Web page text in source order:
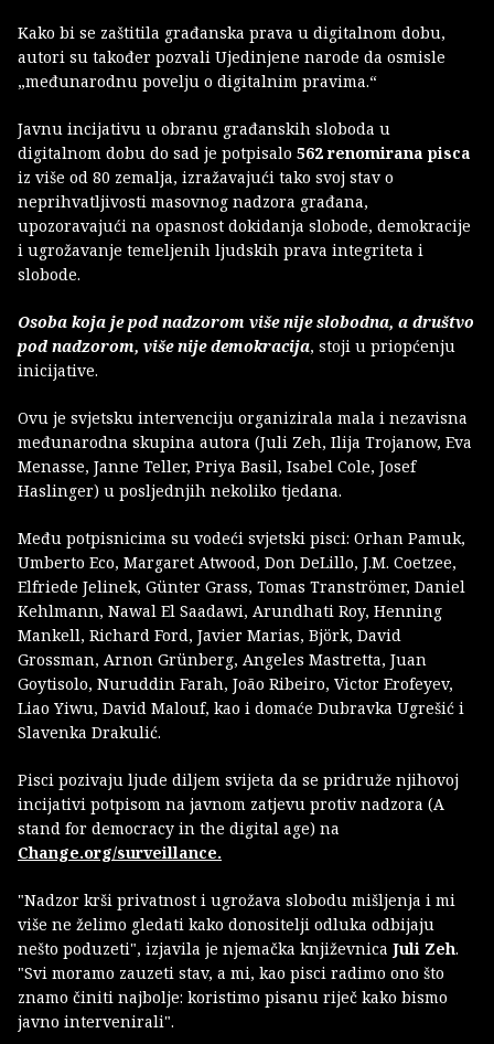
Kako bi se zaštitila građanska prava u digitalnom dobu,
autori su također pozvali Ujedinjene narode da osmisle
„međunarodnu povelju o digitalnim pravima.“
Javnu incijativu u obranu građanskih sloboda u
digitalnom dobu do sad je potpisalo 562 renomirana pisca
iz više od 80 zemalja, izražavajući tako svoj stav o
neprihvatljivosti masovnog nadzora građana,
upozoravajući na opasnost dokidanja slobode, demokracije
i ugrožavanje temeljenih ljudskih prava integriteta i
slobode.
Osoba koja je pod nadzorom više nije slobodna, a društvo
pod nadzorom, više nije demokracija, stoji u priopćenju
inicijative.
Ovu je svjetsku intervenciju organizirala mala i nezavisna
međunarodna skupina autora (Juli Zeh, Ilija Trojanow, Eva
Menasse, Janne Teller, Priya Basil, Isabel Cole, Josef
Haslinger) u posljednjih nekoliko tjedana.
Među potpisnicima su vodeći svjetski pisci: Orhan Pamuk,
Umberto Eco, Margaret Atwood, Don DeLillo, J.M. Coetzee,
Elfriede Jelinek, Günter Grass, Tomas Tranströmer, Daniel
Kehlmann, Nawal El Saadawi, Arundhati Roy, Henning
Mankell, Richard Ford, Javier Marias, Björk, David
Grossman, Arnon Grünberg, Angeles Mastretta, Juan
Goytisolo, Nuruddin Farah, João Ribeiro, Victor Erofeyev,
Liao Yiwu, David Malouf, kao i domaće Dubravka Ugrešić i
Slavenka Drakulić.
Pisci pozivaju ljude diljem svijeta da se pridruže njihovoj
incijativi potpisom na javnom zatjevu protiv nadzora (A
stand for democracy in the digital age) na
Change.org/surveillance.
"Nadzor krši privatnost i ugrožava slobodu mišljenja i mi
više ne želimo gledati kako donositelji odluka odbijaju
nešto poduzeti", izjavila je njemačka književnica Juli Zeh.
"Svi moramo zauzeti stav, a mi, kao pisci radimo ono što
znamo činiti najbolje: koristimo pisanu riječ kako bismo
javno intervenirali".